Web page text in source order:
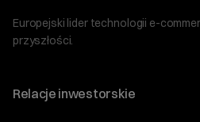
Europejski lider technologii e-
przyszłości.
Relacje inwestorskie